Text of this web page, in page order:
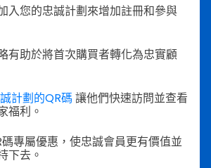
入您的忠誠計劃來增加註冊和參與
有助於將首次購買者轉化為忠實顧
計劃的QR碼 讓他們快速訪問並查看
福利。
專屬優惠，使忠誠會員更有價值並
下去。